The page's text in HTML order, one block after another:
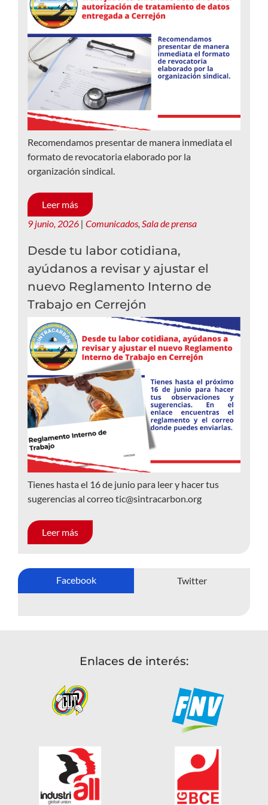
Recomendamos presentar de manera inmediata el
formato de revocatoria elaborado por la
organización sindical.
Leer más
9 junio, 2026 | Comunicados, Sala de prensa
Desde tu labor cotidiana,
ayúdanos a revisar y ajustar el
nuevo Reglamento Interno de
Trabajo en Cerrejón
Tienes hasta el 16 de junio para leer y hacer tus
sugerencias al correo tic@sintracarbon.org
Leer más
Facebook Twitter
Enlaces de interés: